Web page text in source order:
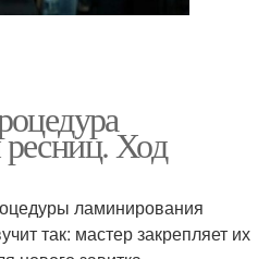
Ход
ламинирования
так: мастер закрепляет их